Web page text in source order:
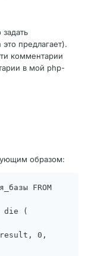
предлагает).
комментарии
в мой php-
образом:
FROM
die (
0,